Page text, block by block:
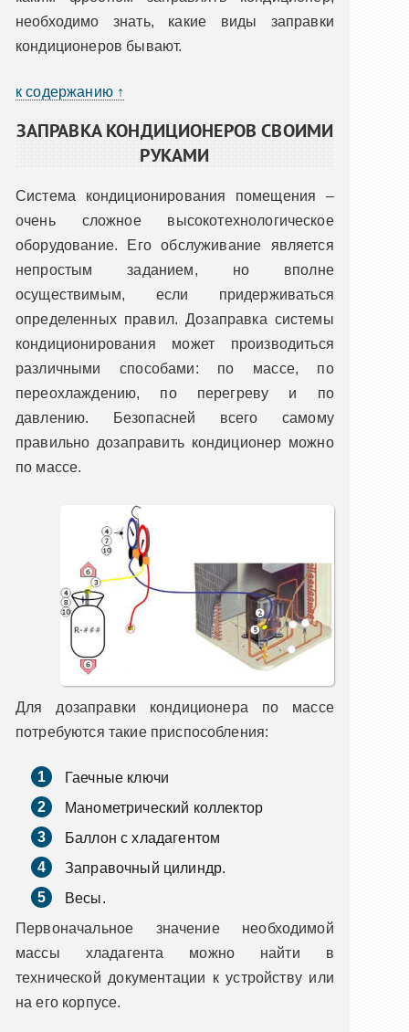
необходимо знать, какие виды заправки
кондиционеров бывают.
к содержанию ↑
ЗАПРАВКА КОНДИЦИОНЕРОВ СВОИМИ
РУКАМИ
Система кондиционирования помещения –
очень сложное высокотехнологическое
оборудование. Его обслуживание является
непростым заданием, но вполне
осуществимым, если придерживаться
определенных правил. Дозаправка системы
кондиционирования может производиться
различными способами: по массе, по
переохлаждению, по перегреву и по
давлению. Безопасней всего самому
правильно дозаправить кондиционер можно
по массе.
Для дозаправки кондиционера по массе
потребуются такие приспособления:
Гаечные ключи
Манометрический коллектор
Баллон с хладагентом
Заправочный цилиндр.
Весы.
Первоначальное значение необходимой
массы хладагента можно найти в
технической документации к устройству или
на его корпусе.